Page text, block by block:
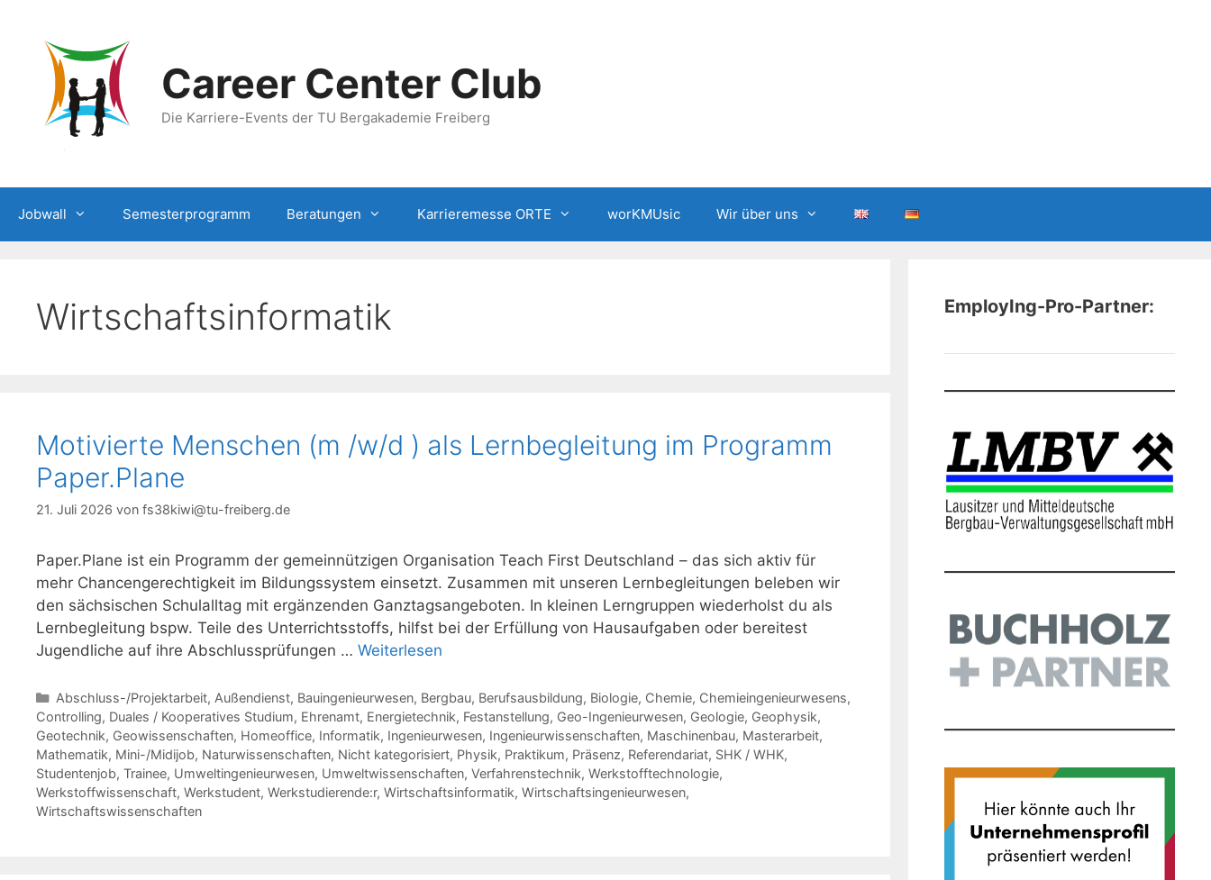
springen
Career Center Club
Die Karriere-Events der TU Bergakademie Freiberg
Jobwall Semesterprogramm Beratungen Karrieremesse ORTE worKMUsic Wir über uns
Wirtschaftsinformatik
Motivierte Menschen (m /w/d ) als Lernbegleitung im Programm
Paper.Plane
21. Juli 2026 von fs38kiwi@tu-freiberg.de
Paper.Plane ist ein Programm der gemeinnützigen Organisation Teach First Deutschland – das sich aktiv für
mehr Chancengerechtigkeit im Bildungssystem einsetzt. Zusammen mit unseren Lernbegleitungen beleben wir
den sächsischen Schulalltag mit ergänzenden Ganztagsangeboten. In kleinen Lerngruppen wiederholst du als
Lernbegleitung bspw. Teile des Unterrichtsstoffs, hilfst bei der Erfüllung von Hausaufgaben oder bereitest
Jugendliche auf ihre Abschlussprüfungen … Weiterlesen
Kategorien
Abschluss-/Projektarbeit, Außendienst, Bauingenieurwesen, Bergbau, Berufsausbildung, Biologie, Chemie, Chemieingenieurwesens,
Controlling, Duales / Kooperatives Studium, Ehrenamt, Energietechnik, Festanstellung, Geo-Ingenieurwesen, Geologie, Geophysik,
Geotechnik, Geowissenschaften, Homeoffice, Informatik, Ingenieurwesen, Ingenieurwissenschaften, Maschinenbau, Masterarbeit,
Mathematik, Mini-/Midijob, Naturwissenschaften, Nicht kategorisiert, Physik, Praktikum, Präsenz, Referendariat, SHK / WHK,
Studentenjob, Trainee, Umweltingenieurwesen, Umweltwissenschaften, Verfahrenstechnik, Werkstofftechnologie,
Werkstoffwissenschaft, Werkstudent, Werkstudierende:r, Wirtschaftsinformatik, Wirtschaftsingenieurwesen,
Wirtschaftswissenschaften
EmployIng-Pro-Partner: